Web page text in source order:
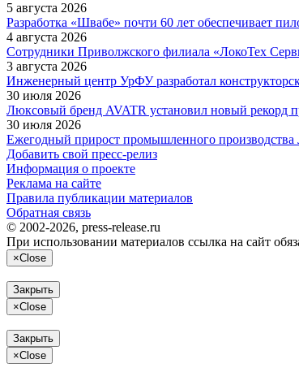
5 августа 2026
Разработка «Швабе» почти 60 лет обеспечивает
4 августа 2026
Сотрудники Приволжского филиала «ЛокоТех
3 августа 2026
Инженерный центр УрФУ разработал
30 июля 2026
Люксовый бренд AVATR установил новый рекорд
30 июля 2026
Ежегодный прирост промышленного производства
Добавить свой пресс-релиз
Информация о проекте
Реклама на сайте
Правила публикации материалов
Обратная связь
© 2002-2026, press-release.ru
При использовании материалов ссылка на сайт
×Close
Закрыть
×Close
Закрыть
×Close